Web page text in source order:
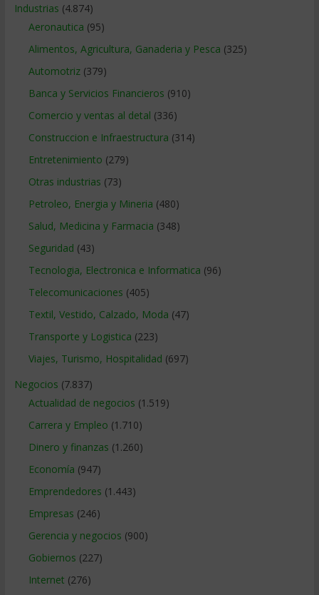
Industrias (4.874)
Aeronautica (95)
Alimentos, Agricultura, Ganaderia y Pesca (325)
Automotriz(379)
Banca y Servicios Financieros (910)
Comercio y ventas al detal (336)
Construccion e Infraestructura (314)
Entretenimiento (279)
Otras industrias (73)
Petroleo, Energia y Mineria (480)
Salud, Medicina y Farmacia (348)
Seguridad (43)
Tecnologia, Electronica e Informatica (96)
Telecomunicaciones (405)
Textil, Vestido, Calzado, Moda (47)
Transporte y Logistica (223)
Viajes, Turismo, Hospitalidad (697)
Negocios (7.837)
Actualidad de negocios (1.519)
Carrera y Empleo (1.710)
Dinero y finanzas (1.260)
Economía (947)
Emprendedores (1.443)
Empresas (246)
Gerencia y negocios (900)
Gobiernos (227)
Internet (276)